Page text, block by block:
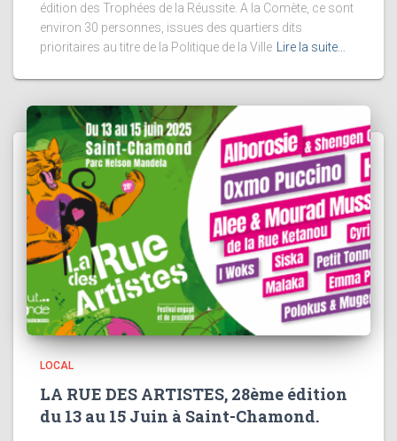
édition des Trophées de la Réussite. A la Comète, ce sont
environ 30 personnes, issues des quartiers dits
prioritaires au titre de la Politique de la Ville Lire la suite…
LOCAL
LA RUE DES ARTISTES, 28ème édition
du 13 au 15 Juin à Saint-Chamond.